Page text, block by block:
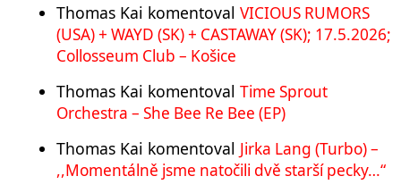
Thomas Kai komentoval VICIOUS RUMORS
(USA) + WAYD (SK) + CASTAWAY (SK); 17.5.2026;
Collosseum Club – Košice
Thomas Kai komentoval Time Sprout
Orchestra – She Bee Re Bee (EP)
Thomas Kai komentoval Jirka Lang (Turbo) –
,,Momentálně jsme natočili dvě starší pecky…“